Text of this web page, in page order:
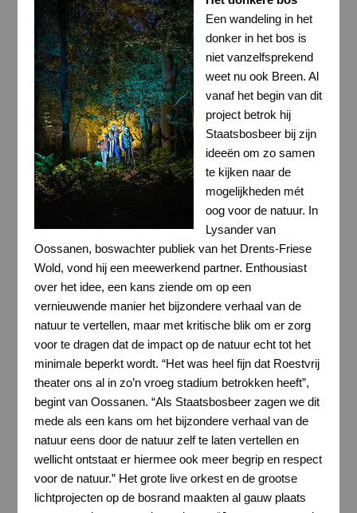
Een wandeling in het
donker in het bos is
niet vanzelfsprekend
weet nu ook Breen. Al
vanaf het begin van dit
project betrok hij
Staatsbosbeer bij zijn
ideeën om zo samen
te kijken naar de
mogelijkheden mét
oog voor de natuur. In
Lysander van
Oossanen, boswachter publiek van het Drents-Friese
Wold, vond hij een meewerkend partner. Enthousiast
over het idee, een kans ziende om op een
vernieuwende manier het bijzondere verhaal van de
natuur te vertellen, maar met kritische blik om er zorg
voor te dragen dat de impact op de natuur echt tot het
minimale beperkt wordt. “Het was heel fijn dat Roestvrij
theater ons al in zo’n vroeg stadium betrokken heeft”,
begint van Oossanen. “Als Staatsbosbeer zagen we dit
mede als een kans om het bijzondere verhaal van de
natuur eens door de natuur zelf te laten vertellen en
wellicht ontstaat er hiermee ook meer begrip en respect
voor de natuur.” Het grote live orkest en de grootse
lichtprojecten op de bosrand maakten al gauw plaats